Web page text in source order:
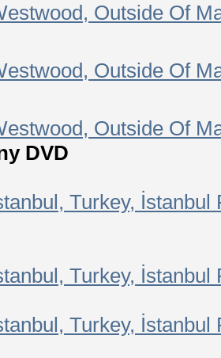
Outside Of
Outside Of
Outside Of
DVD
Turkey,
Turkey,
Turkey,